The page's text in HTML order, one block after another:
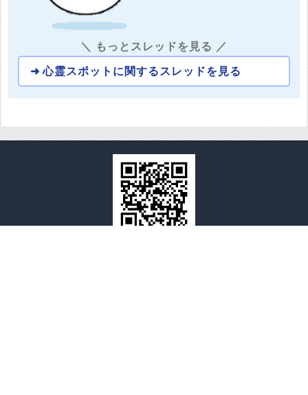
＼ もっとスレッドを見る ／
心霊スポットに関するスレッドを見る